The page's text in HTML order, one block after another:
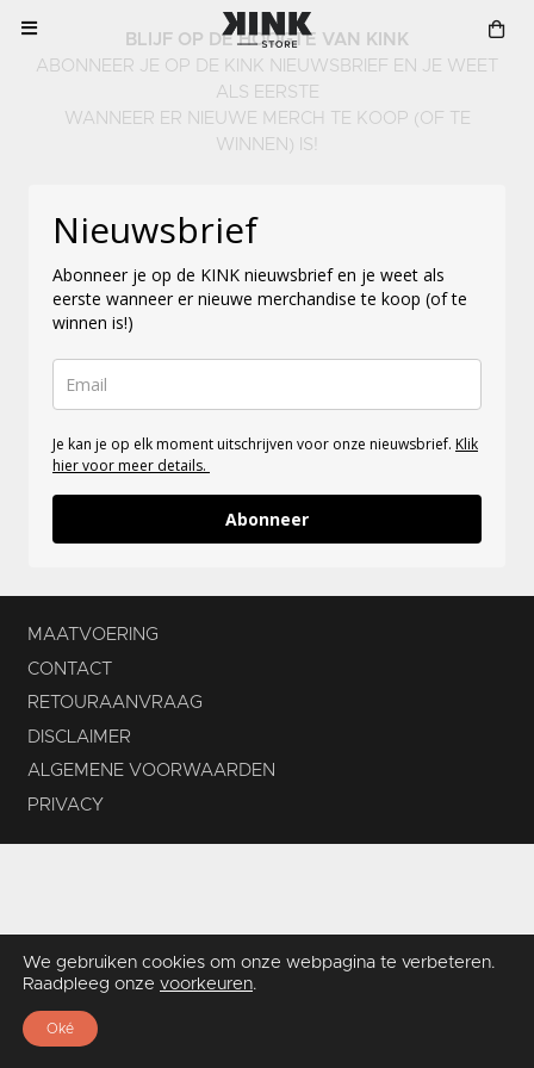
BLIJF OP DE HOOGTE VAN KINK
ABONNEER JE OP DE KINK NIEUWSBRIEF EN JE WEET
ALS EERSTE
WANNEER ER NIEUWE MERCH TE KOOP (OF TE
WINNEN) IS!
Nieuwsbrief
Abonneer je op de KINK nieuwsbrief en je weet als
eerste wanneer er nieuwe merchandise te koop (of te
winnen is!)
Je kan je op elk moment uitschrijven voor onze nieuwsbrief. Klik
hier voor meer details.
Abonneer
MAATVOERING
CONTACT
RETOURAANVRAAG
DISCLAIMER
ALGEMENE VOORWAARDEN
PRIVACY
We gebruiken cookies om onze webpagina te verbeteren.
Raadpleeg onze voorkeuren.
Oké